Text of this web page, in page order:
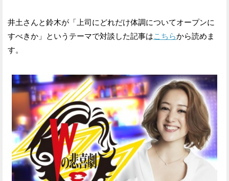
井土さんと鈴木が「上司にどれだけ体調についてオープンに
すべきか」というテーマで対談した記事はこちらから読めま
す。